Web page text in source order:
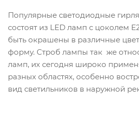
Популярные светодиодные
состоят из LED ламп с цоколем
быть окрашены в различные
форму. Строб лампы так же
ламп, их сегодня широко
разных областях, особенно
вид светильников в наружной